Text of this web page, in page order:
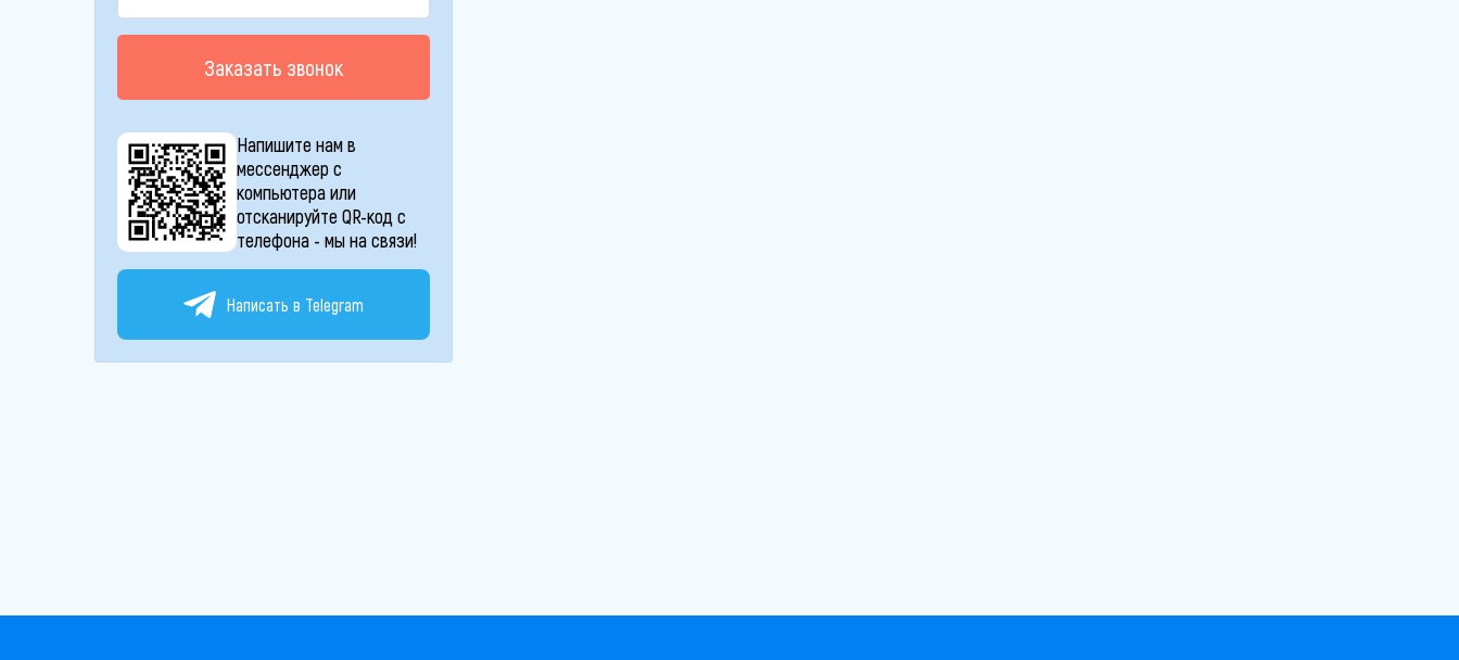
Заказать звонок
Напишите нам в
мессенджер с
компьютера или
отсканируйте QR-код с
телефона - мы на связи!
Написать в Telegram